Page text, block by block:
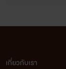
เกี่ยวกับเรา